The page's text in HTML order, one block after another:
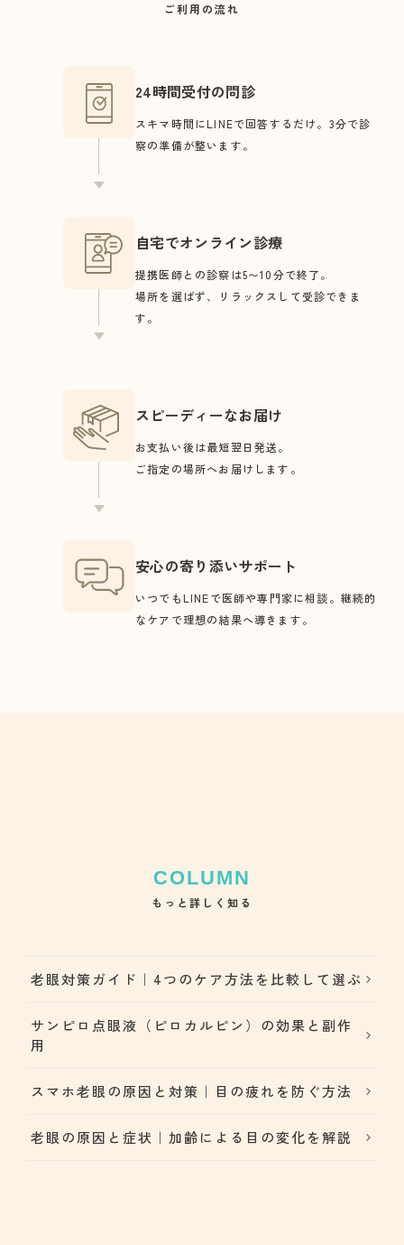
ご利用の流れ
24時間受付の問診
スキマ時間にLINEで回答するだけ。3分で診
察の準備が整います。
自宅でオンライン診療
提携医師との診察は5〜10分で終了。
場所を選ばず、リラックスして受診できま
す。
スピーディーなお届け
お支払い後は最短翌日発送。
ご指定の場所へお届けします。
安心の寄り添いサポート
いつでもLINEで医師や専門家に相談。継続的
なケアで理想の結果へ導きます。
もっと詳しく知る
老眼対策ガイド｜4つのケア方法を比較して選ぶ
サンピロ点眼液（ピロカルピン）の効果と副作
用
スマホ老眼の原因と対策｜目の疲れを防ぐ方法
老眼の原因と症状｜加齢による目の変化を解説